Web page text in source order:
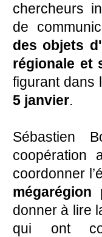
chercheurs
de
des objets
régionale et
figurant dans
5 janvier.
Sébastien
coopération
coordonner
mégarégion
donner à lire
qui ont